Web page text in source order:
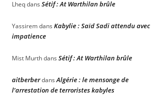
Lheqdans Sétif : At Warthilan brûle
Yassiremdans Kabylie : Saïd Sadi attendu avec
impatience
Mist Murthdans Sétif : At Warthilan brûle
aitberberdansAlgérie : le mensonge de
l’arrestation de terroristes kabyles